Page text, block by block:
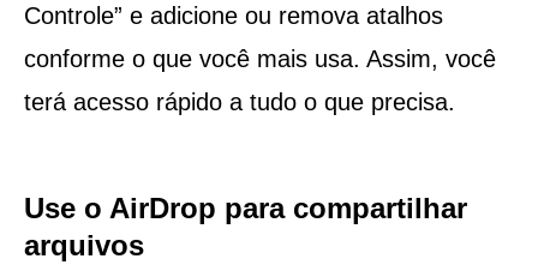
Controle” e adicione ou remova atalhos
conforme o que você mais usa. Assim, você
terá acesso rápido a tudo o que precisa.
Use o AirDrop para compartilhar
arquivos